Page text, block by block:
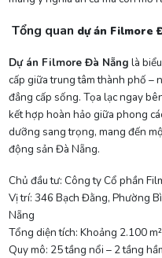
Tổng quan dự án Filmore
Dự án Filmore Đà Nẵng là
cấp giữa trung tâm thành phố –
đẳng cấp sống. Tọa lạc ngay
kết hợp hoàn hảo giữa phong
dưỡng sang trọng, mang đến
động sản Đà Nẵng.
Chủ đầu tư: Công ty Cổ phần
Vị trí: 346 Bạch Đằng, Phường
Nẵng
Tổng diện tích: Khoảng 2.100 m²
Quy mô: 25 tầng nổi – 2 tầng